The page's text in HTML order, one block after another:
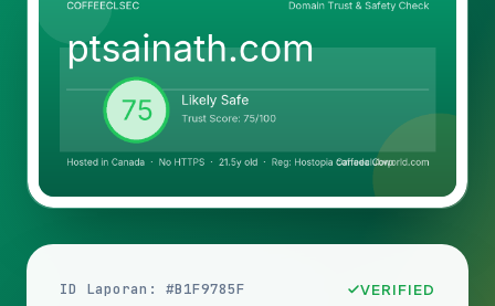
ID Laporan: #B1F9785F VERIFIED